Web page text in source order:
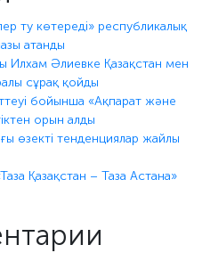
ту көтереді» республикалық
атанды
Илхам Әлиевке Қазақстан мен
сұрақ қойды
бойынша «Ақпарат және
орын алды
өзекті тенденциялар жайлы
Қазақстан – Таза Астана»